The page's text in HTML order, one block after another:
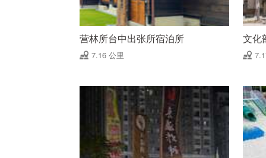
营林所台中出张所宿泊所
7.16 公里
文化